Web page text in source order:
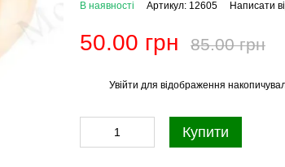
В наявності Артикул: 12605 Написати
50.00 грн 85.00 грн
Увійти для відображення
Купити